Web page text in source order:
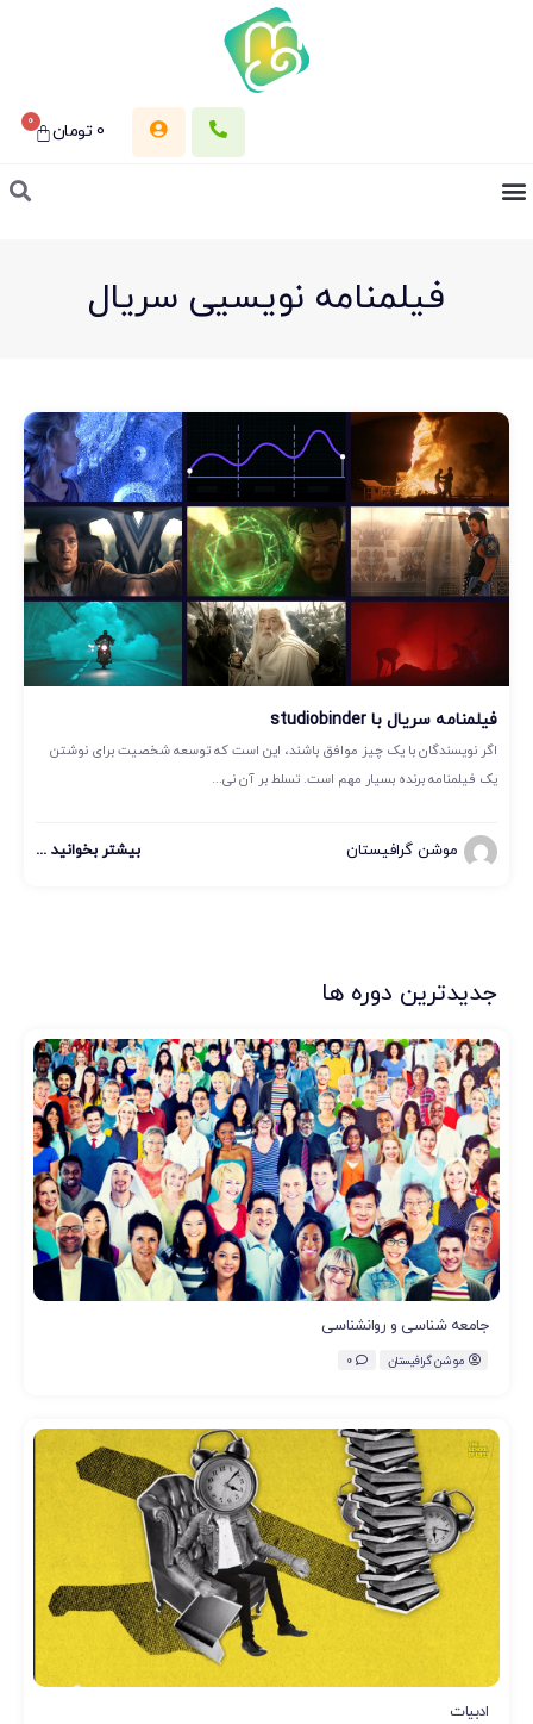
0 تومان 0
فیلمنامه نویسیی سریال
فیلمنامه سریال با studiobinder
اگر نویسندگان با یک چیز موافق باشند، این است که توسعه شخصیت برای نوشتن
یک فیلمنامه برنده بسیار مهم است. تسلط بر آن نی...
موشن گرافیستان بیشتر بخوانید ...
جدیدترین دوره ها
جامعه شناسی و روانشناسی
موشن گرافیستان 0
ادبیات